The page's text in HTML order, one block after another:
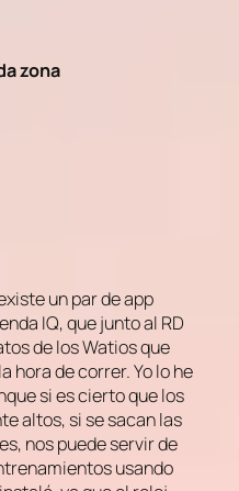
zona
un par de app
IQ, que junto al RD
de los Watios que
hora de correr. Yo lo he
si es cierto que los
altos, si se sacan las
nos puede servir de
usando